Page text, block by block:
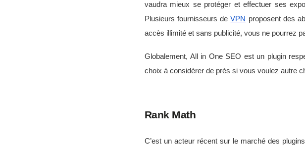
vaudra mieux se protéger et effectuer ses
Plusieurs fournisseurs deVPN proposent des
accès illimité et sans publicité, vous ne pourrez
Globalement, All in One SEO est un plugin
choix à considérer de près si vous voulez autre
Rank Math
C’est un acteur récent sur le marché des